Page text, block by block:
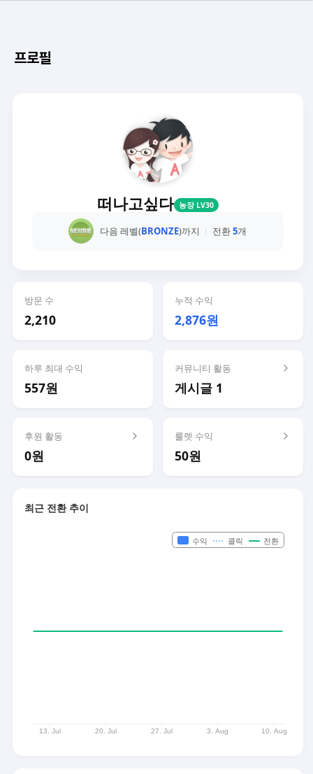
프로필
떠나고싶다 농장 LV30
다음 레벨(BRONZE)까지 전환5개
방문 수
2,210
누적 수익
2,876원
하루 최대 수익
557원
커뮤니티 활동
게시글 1
후원 활동
0원
룰렛 수익
50원
최근 전환 추이